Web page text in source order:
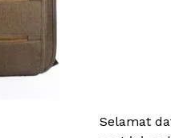
Selamat